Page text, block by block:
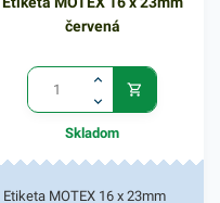
červená
Skladom
Etiketa MOTEX 16 x 23mm